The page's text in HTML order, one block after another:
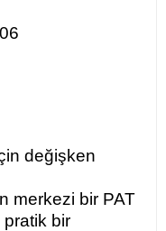
değişken
merkezi bir PAT
pratik bir